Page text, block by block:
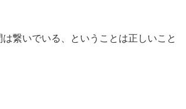
繋いでいる、ということは正しいこと